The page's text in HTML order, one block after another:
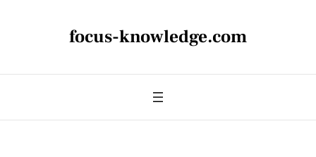
focus-knowledge.com